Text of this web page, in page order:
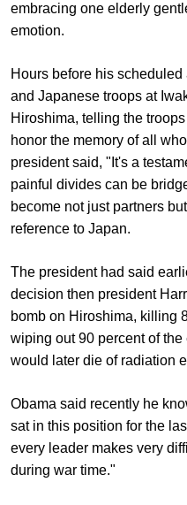
embracing one elderly
emotion.
Hours before his
and Japanese troops at
Hiroshima, telling the
honor the memory of all
president said, "It's a
painful divides can be
become not just partners
reference to Japan.
The president had said
decision then president
bomb on Hiroshima, killing
wiping out 90 percent of
would later die of radiation
Obama said recently he
sat in this position for the
every leader makes very
during war time."